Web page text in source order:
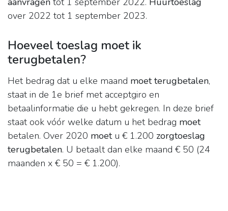
over 2022 tot 1 september 2023.
Hoeveel toeslag moet ik
terugbetalen?
Het bedrag dat u elke maand moet terugbetalen,
staat in de 1e brief met acceptgiro en
betaalinformatie die u hebt gekregen. In deze brief
staat ook vóór welke datum u het bedrag moet
betalen. Over 2020 moetu € 1.200 zorgtoeslag
terugbetalen. U betaalt dan elke maand € 50 (24
maanden x € 50 = € 1.200).